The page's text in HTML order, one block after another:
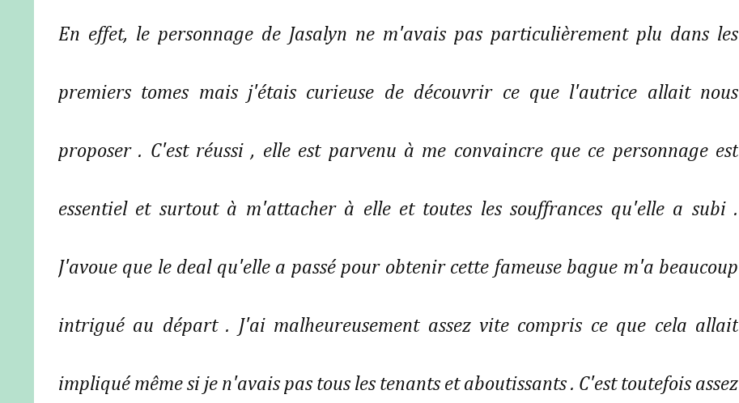
En effet, le personnage de Jasalyn ne m'avais pas particulièrement plu dans les
premiers tomes mais j'étais curieuse de découvrir ce que l'autrice allait nous
proposer . C'est réussi , elle est parvenu à me convaincre que ce personnage est
essentiel et surtout à m'attacher à elle et toutes les souffrances qu'elle a subi .
J'avoue que le deal qu'elle a passé pour obtenir cette fameuse bague m'a beaucoup
intrigué au départ . J'ai malheureusement assez vite compris ce que cela allait
impliqué même si je n'avais pas tous les tenants et aboutissants . C'est toutefois assez